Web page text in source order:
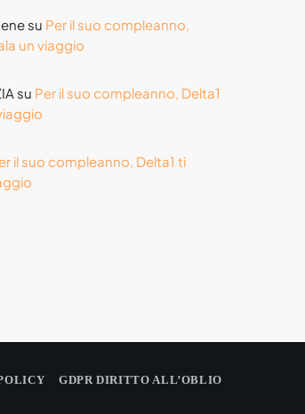
su Per il suo compleanno,
un viaggio
su Per il suo compleanno, Delta1
il suo compleanno, Delta1 ti
GDPR DIRITTO ALL’OBLIO